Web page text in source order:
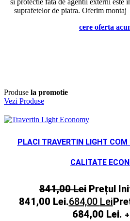
si protectie fata de agentii externi este
suprafetelor de piatra. Oferim
cere oferta
Produse la promotie
Vezi Produse
PLACI TRAVERTIN LIGHT
CALITATE
841,00Lei Prețul
841,00 Lei.684,00 Lei
684,00 Lei.